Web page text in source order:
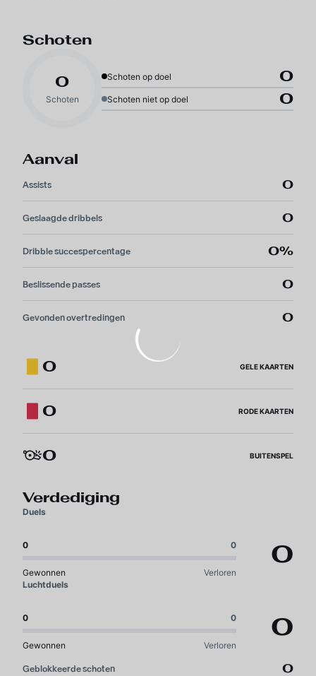
Schoten
0
Schoten
Schoten op doel 0
Schoten niet op doel 0
Aanval
Assists 0
Geslaagde dribbels 0
Dribble succespercentage 0%
Beslissende passes 0
Gevonden overtredingen 0
0 GELE KAARTEN
0 RODE KAARTEN
0 BUITENSPEL
Verdediging
Duels
0 0
Gewonnen Verloren
0
Luchtduels
0 0
Gewonnen Verloren
0
Geblokkeerde schoten 0